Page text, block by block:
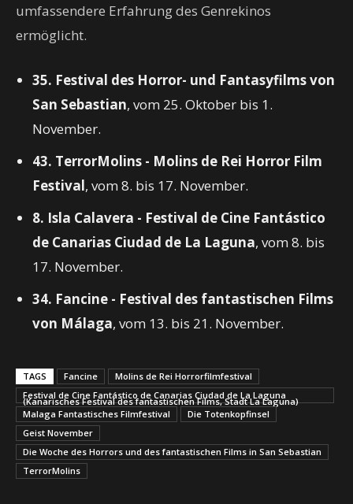
umfassendere Erfahrung des Genrekinos
ermöglicht.
35. Festival des Horror- und Fantasyfilms von
San Sebastian, vom 25. Oktober bis 1.
November.
43. TerrorMolins - Molins de Rei Horror Film
Festival, vom 8. bis 17. November.
8. Isla Calavera - Festival de Cine Fantástico
de Canarias Ciudad de La Laguna, vom 8. bis
17. November.
34. Fancine - Festival des fantastischen Films
von Málaga, vom 13. bis 21. November.
TAGS Fancine
Molins de Rei Horrorfilmfestival
Festival de Cine Fantástico de Canarias Ciudad de La Laguna
(Kanarisches Festival des fantastischen Films, Stadt La Laguna)
Malaga Fantastisches Filmfestival
Die Totenkopfinsel
Geist November
Die Woche des Horrors und des fantastischen Films in San Sebastian
TerrorMolins